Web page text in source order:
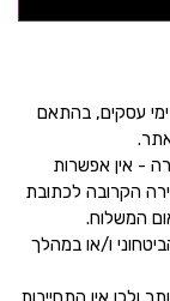
1. החברה תדאג לאספקת המוצר ללקוח'ה, עד 14 ימי עסקים, בהתאם
- אין אפשרות
הקרובה לכתובת
המשלוח.
ו/או במהלך